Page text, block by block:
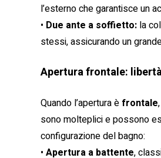
l’esterno che garantisce un
• Due ante a soffietto:la
stessi, assicurando un
Apertura frontale:
Quando l’apertura è frontale
sono molteplici e possono
configurazione del bagno:
• Apertura a battente,